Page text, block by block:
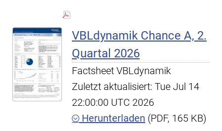
VBLdynamik Chance A, 2.
Quartal 2026
Factsheet VBLdynamik
Zuletzt aktualisiert: Tue Jul 14
22:00:00 UTC 2026
Herunterladen (PDF, 165 KB)